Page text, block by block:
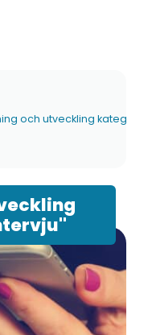
och utveckling kategori: